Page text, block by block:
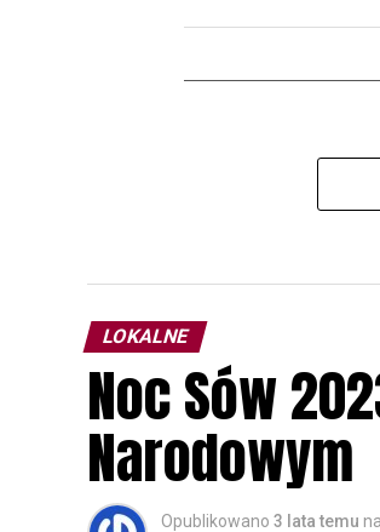
LOKALNE
Noc Sów
Narodowym
Opublikowano 3 lata temu na